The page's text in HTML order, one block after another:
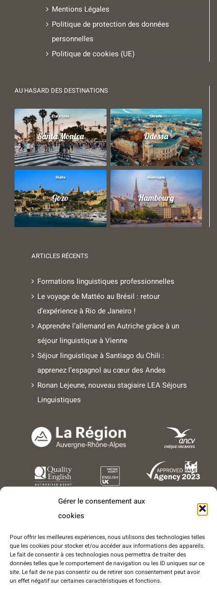
Gérer le consentement aux
cookies
Pour offrir les meilleures expériences, nous utilisons des technologies telles
que les cookies pour stocker et/ou accéder aux informations des appareils.
Le fait de consentir à ces technologies nous permettra de traiter des
données telles que le comportement de navigation ou les ID uniques sur ce
site. Le fait de ne pas consentir ou de retirer son consentement peut avoir
un effet négatif sur certaines caractéristiques et fonctions.
Mentions Légales
Politique de protection des données
personnelles
Politique de cookies (UE)
AU HASARD DES DESTINATIONS
États-Unis
Santa Monica
Ukraine
Odessa
Malte
Gozo
Allemagne
Hambourg
ARTICLES RÉCENTS
Formations linguistiques professionnelles
Le voyage de Mattéo au Brésil : retour
d’expérience à Rio de Janeiro !
Apprendre l’allemand en Autriche grâce à un
séjour linguistique à Vienne
Séjour linguistique à Santiago du Chili :
apprenez l’espagnol au cœur des Andes
Ronan Lejeune, nouveau stagiaire LEA Séjours
Linguistiques
Copyright © 2016-2025 - Tous droits réservés - LEA Séjours
Linguistiques est une marque déposée de l'entreprise World Success